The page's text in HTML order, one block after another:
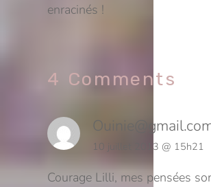
enracinés !
4 Comments
10 juillet 2013 @ 15h21
Courage Lilli, mes pensées